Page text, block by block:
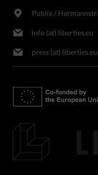
Publix​ /
info (at) liberties.eu
press (at) liberties.eu